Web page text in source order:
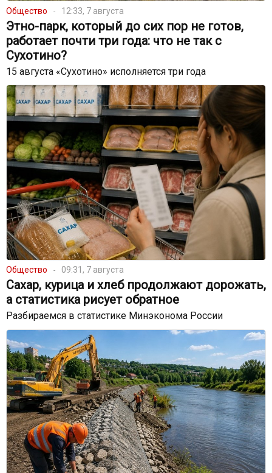
Общество 12:33, 7 августа
Этно-парк, который до сих пор не готов,
работает почти три года: что не так с
Сухотино?
15 августа «Сухотино» исполняется три года
Общество 09:31, 7 августа
Сахар, курица и хлеб продолжают дорожать,
а статистика рисует обратное
Разбираемся в статистике Минэконома России